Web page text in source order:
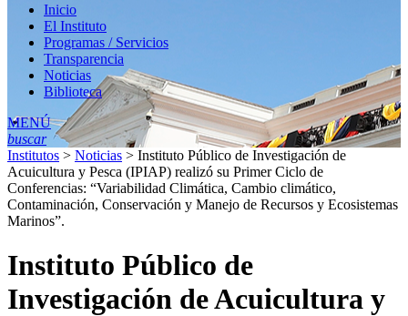
Inicio
El Instituto
Programas / Servicios
Transparencia
Noticias
Biblioteca
MENÚ
buscar
Institutos > Noticias > Instituto Público de Investigación de
Acuicultura y Pesca (IPIAP) realizó su Primer Ciclo de
Conferencias: “Variabilidad Climática, Cambio climático,
Contaminación, Conservación y Manejo de Recursos y Ecosistemas
Marinos”.
Instituto Público de
Investigación de Acuicultura y